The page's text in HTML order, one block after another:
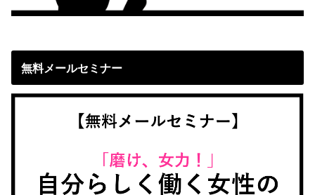
無料メールセミナー